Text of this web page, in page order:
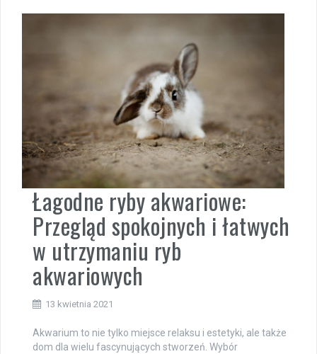
Łagodne ryby akwariowe:
Przegląd spokojnych i łatwych
w utrzymaniu ryb
akwariowych
13 kwietnia 2021
Akwarium to nie tylko miejsce relaksu i estetyki, ale także
dom dla wielu fascynujących stworzeń. Wybór